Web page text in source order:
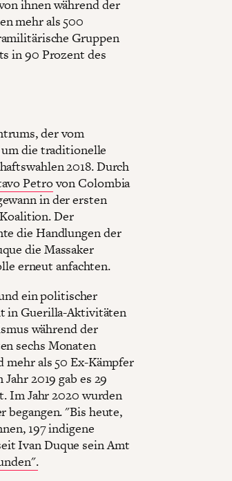
ihnen während der
mehr als 500
Gruppen
in 90 Prozent des
der vom
die traditionelle
2018. Durch
Petrovon Colombia
in der ersten
Der
die Handlungen der
die Massaker
erneut anfachten.
ein politischer
in Guerilla-Aktivitäten
während der
sechs Monaten
als 50 Ex-Kämpfer
2019 gab es 29
Im Jahr 2020 wurden
begangen. "Bis heute,
197 indigene
Ivan Duque sein Amt